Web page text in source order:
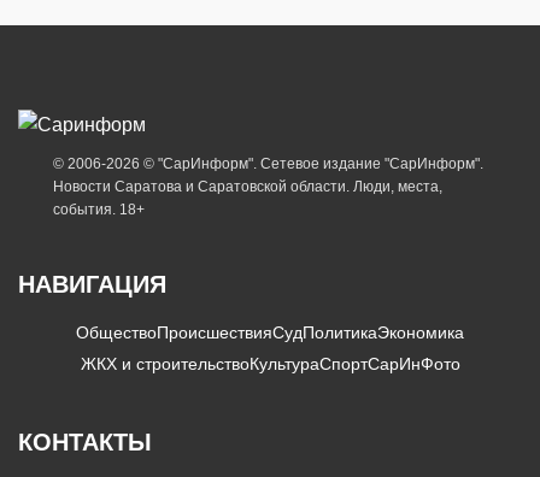
© 2006-2026 © "СарИнформ". Сетевое издание "СарИнформ".
Новости Саратова и Саратовской области. Люди, места,
события. 18+
НАВИГАЦИЯ
ОбществоПроисшествияСудПолитикаЭкономика
ЖКХ и строительствоКультураСпортСарИнФото
КОНТАКТЫ